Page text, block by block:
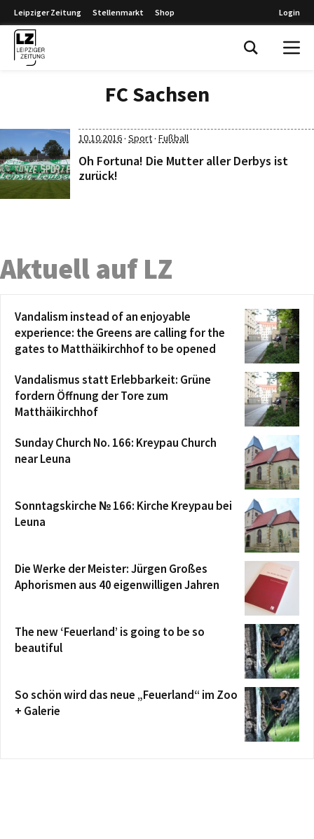
Leipziger Zeitung Stellenmarkt Shop Login
FC Sachsen
10.10.2016· Sport· Fußball
Oh Fortuna! Die Mutter aller Derbys ist
zurück!
Aktuell auf LZ
Vandalism instead of an enjoyable
experience: the Greens are calling for the
gates to Matthäikirchhof to be opened
Vandalismus statt Erlebbarkeit: Grüne
fordern Öffnung der Tore zum
Matthäikirchhof
Sunday Church No. 166: Kreypau Church
near Leuna
Sonntagskirche № 166: Kirche Kreypau bei
Leuna
Die Werke der Meister: Jürgen Großes
Aphorismen aus 40 eigenwilligen Jahren
The new ‘Feuerland’ is going to be so
beautiful
So schön wird das neue „Feuerland“ im Zoo
+ Galerie